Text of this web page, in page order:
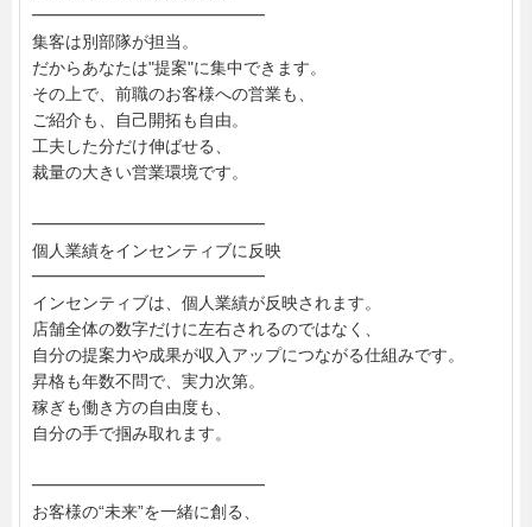
━━━━━━━━━━━━━━
集客は別部隊が担当。
だからあなたは"提案"に集中できます。
その上で、前職のお客様への営業も、
ご紹介も、自己開拓も自由。
工夫した分だけ伸ばせる、
裁量の大きい営業環境です。
━━━━━━━━━━━━━━
個人業績をインセンティブに反映
━━━━━━━━━━━━━━
インセンティブは、個人業績が反映されます。
店舗全体の数字だけに左右されるのではなく、
自分の提案力や成果が収入アップにつながる仕組みです。
昇格も年数不問で、実力次第。
稼ぎも働き方の自由度も、
自分の手で掴み取れます。
━━━━━━━━━━━━━━
お客様の“未来”を一緒に創る、